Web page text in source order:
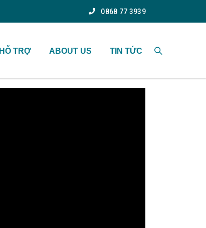
0868 77 3939
HỖ TRỢ ABOUT US TIN TỨC